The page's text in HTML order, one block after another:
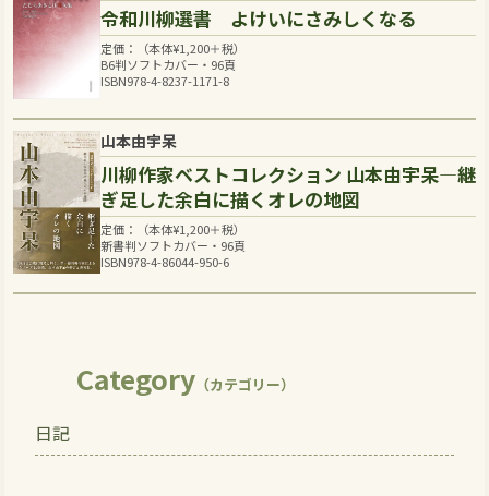
令和川柳選書 よけいにさみしくなる
定価：（本体¥1,200＋税）
B6判ソフトカバー・96頁
ISBN978-4-8237-1171-8
山本由宇呆
川柳作家ベストコレクション 山本由宇呆―継
ぎ足した余白に描くオレの地図
定価：（本体¥1,200＋税）
新書判ソフトカバー・96頁
ISBN978-4-86044-950-6
Category（カテゴリー）
日記